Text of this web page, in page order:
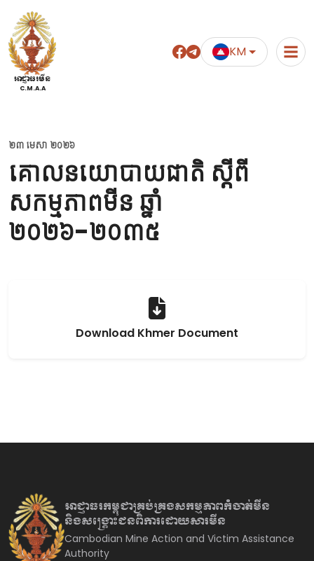
អាជ្ញាធរមីន
C.M.A.A
KM
២៣ មេសា ២០២៦
គោលនយោបាយជាតិ ស្តីពី
សកម្មភាពមីន ឆ្នាំ
២០២៦-២០៣៥
Download Khmer Document
អាជ្ញាធរកម្ពុជាគ្រប់គ្រងសកម្មភាពកំចាត់មីន
និងសង្គ្រោះជនពិការដោយសារមីន
Cambodian Mine Action and Victim Assistance
Authority